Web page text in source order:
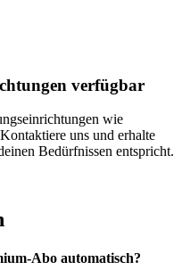
verfügbar
wie
uns und erhalte
Bedürfnissen entspricht.
Abo automatisch?